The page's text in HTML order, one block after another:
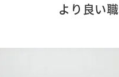
より良い